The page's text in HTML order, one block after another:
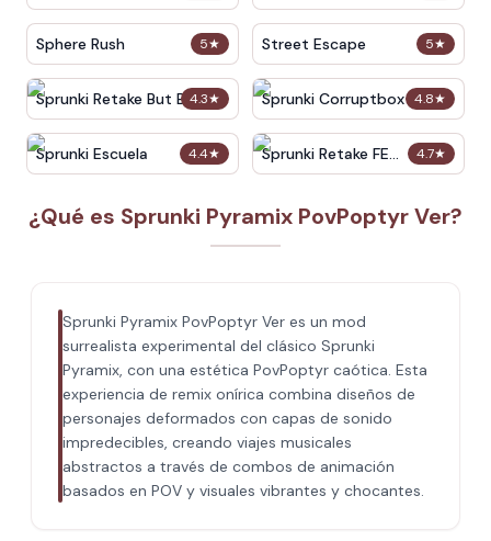
5★
Sphere Rush 5★
Street Escape
4.3★
Sprunki Retake But Brud
Virus
4.8★
Sprunki Corruptbox 2
Redirection
4.4★
Sprunki Escuela 4.7★
Sprunki Retake FE
Christmas
¿Qué es Sprunki Pyramix PovPoptyr Ver?
Sprunki Pyramix PovPoptyr Ver es un mod
surrealista experimental del clásico Sprunki
Pyramix, con una estética PovPoptyr caótica. Esta
experiencia de remix onírica combina diseños de
personajes deformados con capas de sonido
impredecibles, creando viajes musicales
abstractos a través de combos de animación
basados en POV y visuales vibrantes y chocantes.